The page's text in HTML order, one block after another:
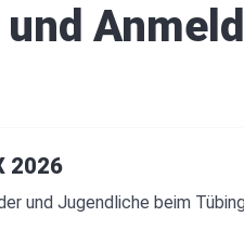
2026
und Jugendliche beim